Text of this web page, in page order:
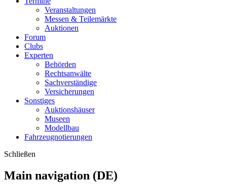
Veranstaltungen
Messen & Teilemärkte
Auktionen
Forum
Clubs
Experten
Behörden
Rechtsanwälte
Sachverständige
Versicherungen
Sonstiges
Auktionshäuser
Museen
Modellbau
Fahrzeugnotierungen
Schließen
Main navigation (DE)